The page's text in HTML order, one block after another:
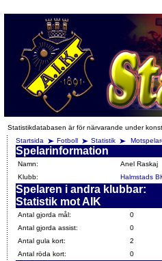
Statistikdatabasen är för närvarande under
Startsida
Fotboll Statistik
Spelarinformation
Namn:
Anel Raskaj
Klubb:
Halmstads
Spelaren i andra klubbar:
Statistik mot AIK
Antal gjorda mål:
0
Antal gjorda assist:
0
Antal gula kort:
2
Antal röda kort:
0